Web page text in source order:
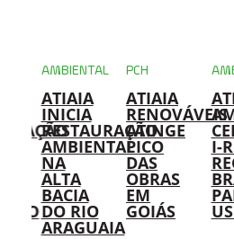
AMBIENTAL
ATIAIA
INICIA
RESTAURAÇÃO
AMBIENTAL
NA
ALTA
BACIA
DO RIO
ARAGUAIA
PCH
ATIAIA
RENOVÁVEIS
ATINGE
PICO
DAS
OBRAS
EM
GOIÁS
I-